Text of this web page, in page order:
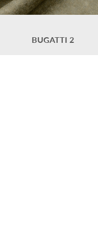
BUGATTI 2